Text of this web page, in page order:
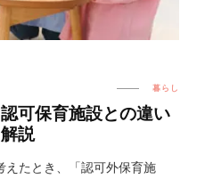
暮らし
可保育施設との違い
説
えたとき、「認可外保育施